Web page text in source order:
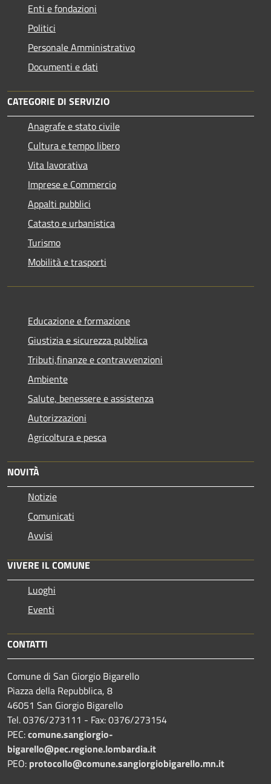
Enti e fondazioni
Politici
Personale Amministrativo
Documenti e dati
CATEGORIE DI SERVIZIO
Anagrafe e stato civile
Cultura e tempo libero
Vita lavorativa
Imprese e Commercio
Appalti pubblici
Catasto e urbanistica
Turismo
Mobilità e trasporti
Educazione e formazione
Giustizia e sicurezza pubblica
Tributi,finanze e contravvenzioni
Ambiente
Salute, benessere e assistenza
Autorizzazioni
Agricoltura e pesca
NOVITÀ
Notizie
Comunicati
Avvisi
VIVERE IL COMUNE
Luoghi
Eventi
CONTATTI
Comune di San Giorgio Bigarello
Piazza della Repubblica, 8
46051 San Giorgio Bigarello
Tel. 0376/273111 - Fax: 0376/273154
PEC:comune.sangiorgio-
bigarello@pec.regione.lombardia.it
PEO: protocollo@comune.sangiorgiobigarello.mn.it